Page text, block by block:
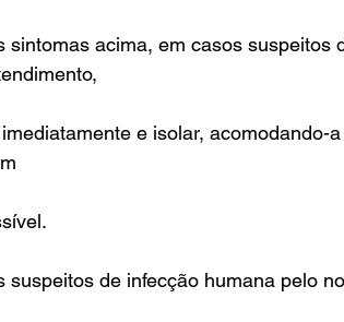
sintomas acima, em casos suspeitos
e isolar, acomodando-
suspeitos de infecção humana pelo